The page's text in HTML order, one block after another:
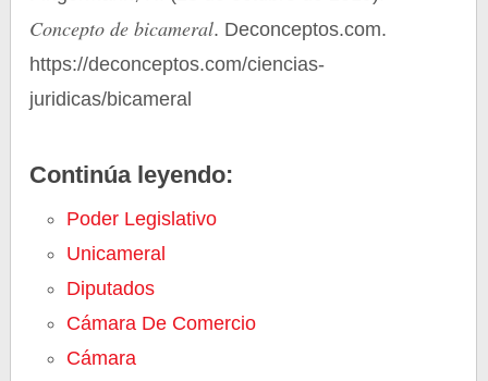
Concepto de bicameral. Deconceptos.com.
https://deconceptos.com/ciencias-
juridicas/bicameral
Continúa leyendo:
Poder Legislativo
Unicameral
Diputados
Cámara De Comercio
Cámara